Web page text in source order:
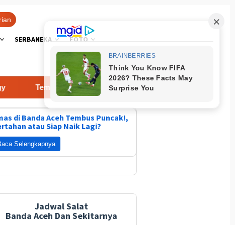
SERBANEKA FOTO
Tempuh Jalur Alternatif Yang Lebih Jauh Jembatan Ini
di Banda Aceh Tembus Puncak!,
atau Siap Naik Lagi?
Selengkapnya
Jadwal Salat
Banda Aceh Dan Sekitarnya